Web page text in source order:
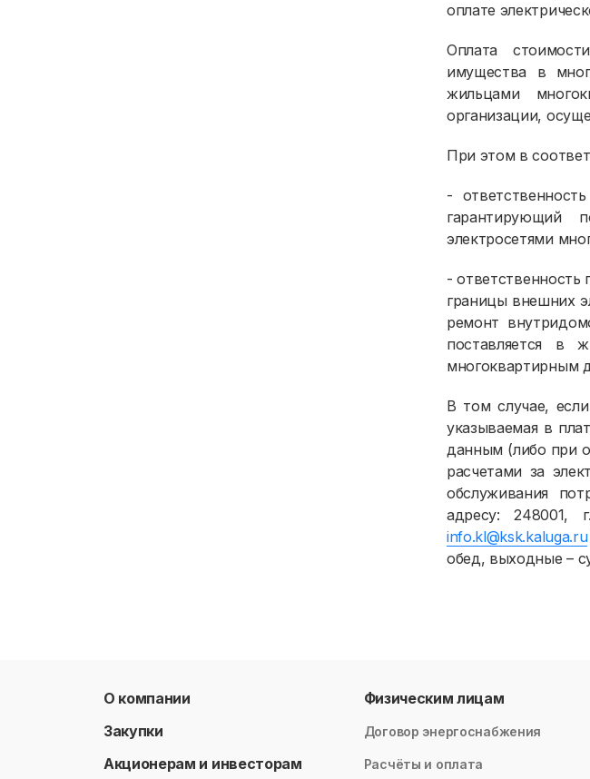
оплате
Оплата
имущества в
жильцами
организации,
При этом в
-
гарантирующий
электросетями
- ответственность
границы внешних
ремонт
поставляется в
многоквартирным
В том случае,
указываемая в
данным (либо при
расчетами за
обслуживания
адресу: 248001,
info.kl@ksk.kaluga.ru
обед, выходные –
О компании
Закупки
Акционерам и инвесторам
Физическим лицам
Договор энергоснабжения
Расчёты и оплата